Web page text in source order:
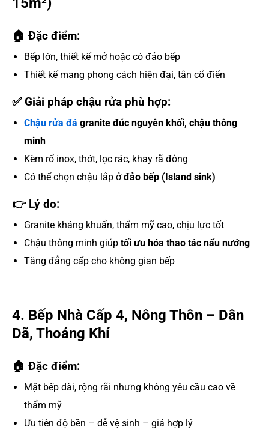
🏠 Đặc điểm:
Bếp lớn, thiết kế mở hoặc có đảo bếp
Thiết kế mang phong cách hiện đại, tân cổ điển
✅ Giải pháp chậu rửa phù hợp:
Chậu rửa đá granite đúc nguyên khối, chậu thông
minh
Kèm rổ inox, thớt, lọc rác, khay rã đông
Có thể chọn chậu lắp ởđảo bếp (Island sink)
👉 Lý do:
Granite kháng khuẩn, thẩm mỹ cao, chịu lực tốt
Chậu thông minh giúp tối ưu hóa thao tác nấu nướng
Tăng đẳng cấp cho không gian bếp
4. Bếp Nhà Cấp 4, Nông Thôn – Dân
Dã, Thoáng Khí
🏠 Đặc điểm:
Mặt bếp dài, rộng rãi nhưng không yêu cầu cao về
thẩm mỹ
Ưu tiên độ bền – dễ vệ sinh – giá hợp lý